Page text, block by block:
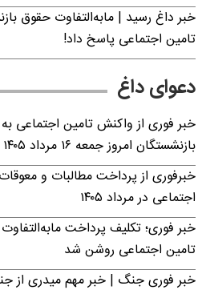
خبر داغ رسید | مابه‌التفاوت حقوق
تامین اجتماعی پاسخ داد!
دعوای داغ
خبر فوری از واکنش تامین اجتماعی
بازنشستگان امروز جمعه ۱۶ مرداد ۱۴۰۵
خبرفوری از پرداخت مطالبات و
اجتماعی در مرداد ۱۴۰۵
خبر فوری؛ تکلیف پرداخت
تامین اجتماعی روشن شد
خبر فوری جنگ | خبر مهم میدری از